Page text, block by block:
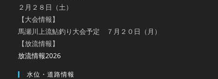
２月２８日（土）
【大会情報】
馬瀬川上流鮎釣り大会予定 ７月２０日（月）
【放流情報】
放流情報2026
水位・道路情報